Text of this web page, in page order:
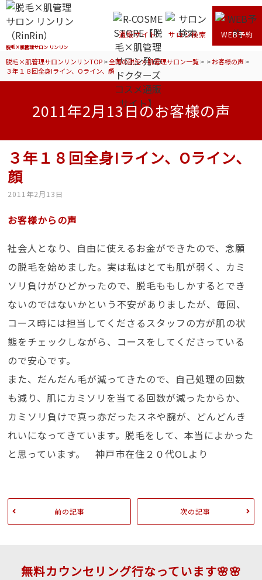
脱毛×肌管理サロン リンリン
通販サイト サロン検索 WEB予約
脱毛×肌管理サロンリンリンTOP>全国の脱毛×肌管理サロン一覧> >お客様の声 >
３年１８回全身Iライン、Oライン、顔
2011年2月13日のお客様の声
３年１８回全身Iライン、Oライン、
顔
2011年2月13日
お客様からの声
社会人となり、自由に使えるお金ができたので、念願
の脱毛を始めました。実は私はとても肌が弱く、カミ
ソリ負けがひどかったので、脱毛ももしかするとでき
ないのではないかという不安がありましたが、毎回、
コース時には担当してくださるスタッフの方が肌の状
態をチェックしながら、コースをしてくださっている
ので安心です。
また、だんだん毛が減ってきたので、自己処理の回数
も減り、肌にカミソリを当てる回数が減ったからか、
カミソリ負けで真っ赤だったスネや腕が、どんどんき
れいになってきています。脱毛をして、本当によかった
と思っています。 神戸市在住２０代OLより
前の記事 次の記事
無料カウンセリング行なっています🌸🌸